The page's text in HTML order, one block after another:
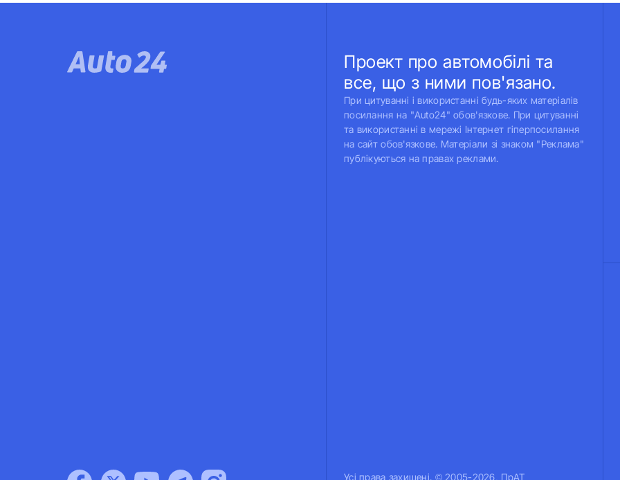
Проект про автомобілі та
все, що з ними пов'язано.
При цитуванні і використанні будь-яких матеріалів
посилання на "Auto24" обов'язкове. При цитуванні
та використанні в мережі Інтернет гіперпосилання
на сайт обов'язкове. Матеріали зі знаком "Реклама"
публікуються на правах реклами.
Усi права захищенi. © 2005-2026, ПрАТ